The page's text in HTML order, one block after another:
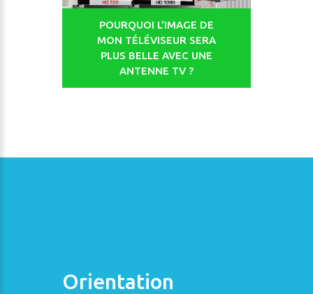
POURQUOI L'IMAGE DE
MON TÉLÉVISEUR SERA
PLUS BELLE AVEC UNE
ANTENNE TV ?
Orientation